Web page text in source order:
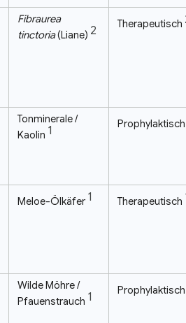
Fibraurea
tinctoria(Liane) 2
Therapeutisch
Tonminerale /
Kaolin 1
Meloe-Ölkäfer 1 Therapeutisch
Wilde Möhre /
Pfauenstrauch 1